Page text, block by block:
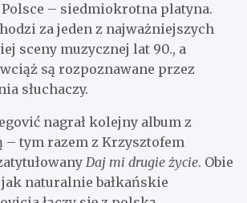
– siedmiokrotna platyna.
za jeden z najważniejszych
sceny muzycznej lat 90., a
są rozpoznawane przez
słuchaczy.
nagrał kolejny album z
tym razem z Krzysztofem
Daj mi drugie życie. Obie
naturalnie bałkańskie